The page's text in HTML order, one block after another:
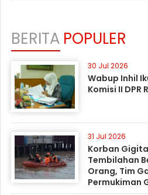
BERITA POPULER
30 Jul 2026
Wabup Inhil
Komisi II DPR
31 Jul 2026
Korban
Tembilahan
Orang, Tim
Permukiman